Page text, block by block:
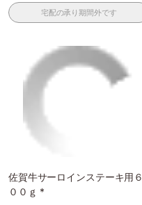
宅配の承り期間外です
佐賀牛サーロインステーキ用６
００ｇ *